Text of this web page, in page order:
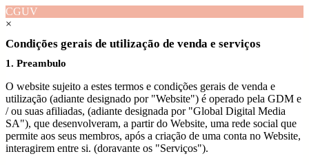
CGUV
×
Condições gerais de utilização de venda e serviços
1. Preambulo
O website sujeito a estes termos e condições gerais de venda e
utilização (adiante designado por "Website") é operado pela GDM e
/ ou suas afiliadas, (adiante designada por "Global Digital Media
SA"), que desenvolveram, a partir do Website, uma rede social que
permite aos seus membros, após a criação de uma conta no Website,
interagirem entre si. (doravante os "Serviços").